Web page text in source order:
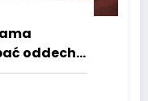
oddech.